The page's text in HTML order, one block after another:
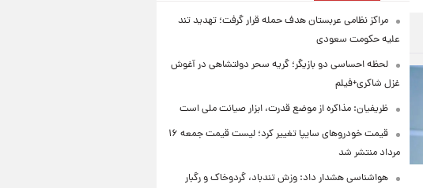
مراکز نظامی عربستان هدف حمله قرار گرفت؛ تهدید تند
علیه حکومت سعودی
لحظه احساسی دو بازیگر؛ گریه سحر دولتشاهی در آغوش
غزل شاکری+فیلم
ظریفیان: مذاکره از موضع قدرت، ابزار صیانت ملی است
قیمت خودروهای سایپا تغییر کرد؛ لیست قیمت جمعه ۱۶
مرداد منتشر شد
هواشناسی هشدار داد: وزش تندباد، گردوخاک و رگبار